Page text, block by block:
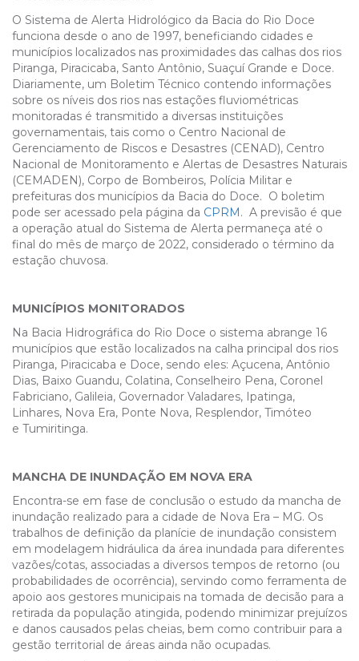
O Sistema de Alerta Hidrológico da Bacia do Rio Doce
funciona desde o ano de 1997, beneficiando cidades e
municípios localizados nas proximidades das calhas dos rios
Piranga, Piracicaba, Santo Antônio, Suaçuí Grande e Doce.
Diariamente, um Boletim Técnico contendo informações
sobre os níveis dos rios nas estações fluviométricas
monitoradas é transmitido a diversas instituições
governamentais, tais como o Centro Nacional de
Gerenciamento de Riscos e Desastres (CENAD), Centro
Nacional de Monitoramento e Alertas de Desastres Naturais
(CEMADEN), Corpo de Bombeiros, Polícia Militar e
prefeituras dos municípios da Bacia do Doce. O boletim
pode ser acessado pela página da CPRM. A previsão é que
a operação atual do Sistema de Alerta permaneça até o
final do mês de março de 2022, considerado o término da
estação chuvosa.
MUNICÍPIOS MONITORADOS
Na Bacia Hidrográfica do Rio Doce o sistema abrange 16
municípios que estão localizados na calha principal dos rios
Piranga, Piracicaba e Doce, sendo eles: Açucena, Antônio
Dias, Baixo Guandu, Colatina, Conselheiro Pena, Coronel
Fabriciano, Galileia, Governador Valadares, Ipatinga,
Linhares, Nova Era, Ponte Nova, Resplendor, Timóteo
e Tumiritinga.
MANCHA DE INUNDAÇÃO EM NOVA ERA
Encontra-se em fase de conclusão o estudo da mancha de
inundação realizado para a cidade de Nova Era – MG. Os
trabalhos de definição da planície de inundação consistem
em modelagem hidráulica da área inundada para diferentes
vazões/cotas, associadas a diversos tempos de retorno (ou
probabilidades de ocorrência), servindo como ferramenta de
apoio aos gestores municipais na tomada de decisão para a
retirada da população atingida, podendo minimizar prejuízos
e danos causados pelas cheias, bem como contribuir para a
gestão territorial de áreas ainda não ocupadas.